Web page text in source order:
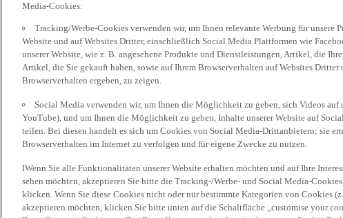
Media-Cookies:
Tracking/Werbe-Cookies verwenden wir, um Ihnen relevante Werbung für unsere
Website und auf Websites Dritter, einschließlich Social Media Plattformen wie
unserer Website, wie z. B. angesehene Produkte und Dienstleistungen, Artikel, die
Artikel, die Sie gekauft haben, sowie auf Ihrem Browserverhalten auf Websites Dritter
Browserverhalten ergeben, zu zeigen.
Social Media verwenden wir, um Ihnen die Möglichkeit zu geben, sich Videos auf
YouTube), und um Ihnen die Möglichkeit zu geben, Inhalte unserer Website auf
teilen. Bei diesen handelt es sich um Cookies von Social Media-Drittanbietern; sie
Browserverhalten im Internet zu verfolgen und für eigene Zwecke zu nutzen.
IWenn Sie alle Funktionalitäten unserer Website erhalten möchten und auf Ihre
sehen möchten, akzeptieren Sie bitte die Tracking-/Werbe- und Social Media-
klicken. Wenn Sie diese Cookies nicht oder nur bestimmte Kategorien von Cookies
akzeptieren möchten, klicken Sie bitte unten auf die Schaltfläche „customise your